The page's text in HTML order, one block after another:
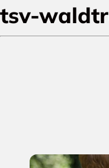
tsv-